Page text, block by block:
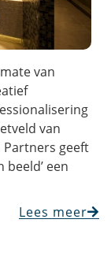
van
van
Partners geeft
een
Lees meer